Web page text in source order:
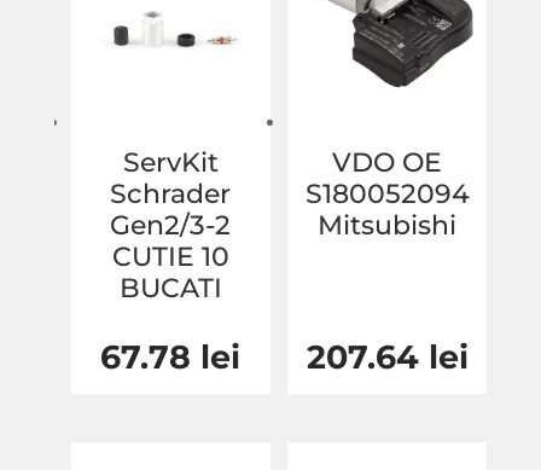
ServKit
Schrader
Gen2/3-2
CUTIE 10
BUCATI
67.78 lei
VDO OE
S180052094
Mitsubishi
207.64 lei